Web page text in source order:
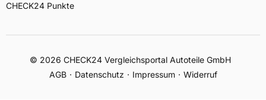
CHECK24 Punkte
© 2026 CHECK24 Vergleichsportal Autoteile GmbH
AGB
Datenschutz Impressum Widerruf